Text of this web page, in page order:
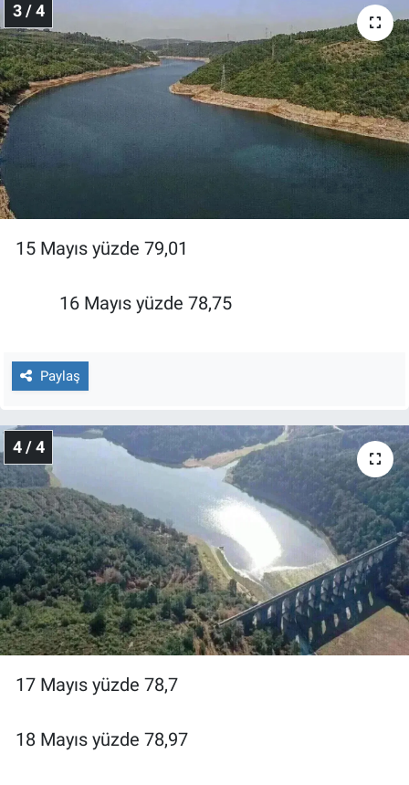
3 / 4
15 Mayıs yüzde 79,01
16 Mayıs yüzde 78,75
Paylaş
4 / 4
17 Mayıs yüzde 78,7
18 Mayıs yüzde 78,97
Canlı Yayın